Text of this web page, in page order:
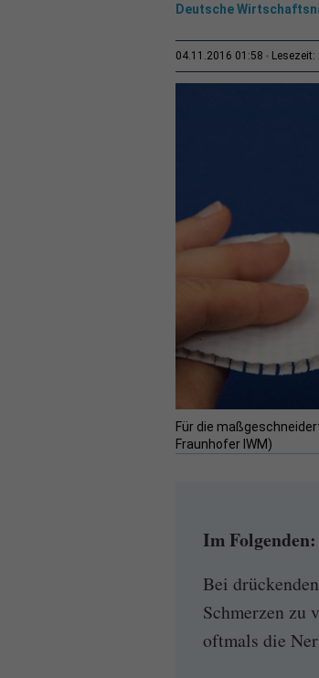
Deutsche
04.11.2016 01:58 Lesezeit:
Für die
Fraunhofer IWM)
Im Folgenden:
Bei
Schmerzen zu
oftmals die